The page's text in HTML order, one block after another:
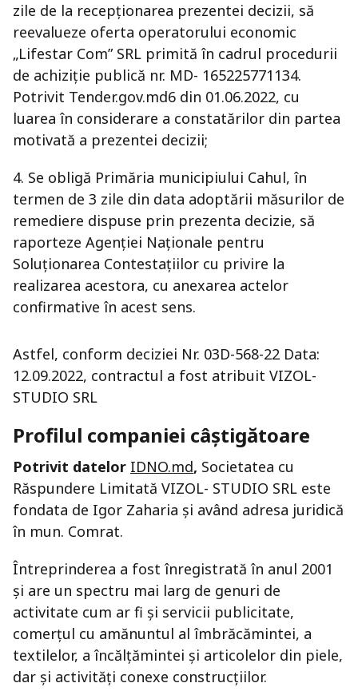
zile de la recepționarea prezentei decizii, să
reevalueze oferta operatorului economic
„Lifestar Com” SRL primită în cadrul procedurii
de achiziție publică nr. MD- 165225771134.
Potrivit Tender.gov.md6 din 01.06.2022, cu
luarea în considerare a constatărilor din partea
motivată a prezentei decizii;
4. Se obligă Primăria municipiului Cahul, în
termen de 3 zile din data adoptării măsurilor de
remediere dispuse prin prezenta decizie, să
raporteze Agenției Naționale pentru
Soluționarea Contestațiilor cu privire la
realizarea acestora, cu anexarea actelor
confirmative în acest sens.
Astfel, conform deciziei Nr. 03D-568-22 Data:
12.09.2022, contractul a fost atribuit VIZOL-
STUDIO SRL
Profilul companiei câștigătoare
Potrivit datelor IDNO.md, Societatea cu
Răspundere Limitată VIZOL- STUDIO SRL este
fondata de Igor Zaharia și având adresa juridică
în mun. Comrat.
Întreprinderea a fost înregistrată în anul 2001
și are un spectru mai larg de genuri de
activitate cum ar fi și servicii publicitate,
comerțul cu amănuntul al îmbrăcămintei, a
textilelor, a încălțămintei și articolelor din piele,
dar și activități conexe construcțiilor.